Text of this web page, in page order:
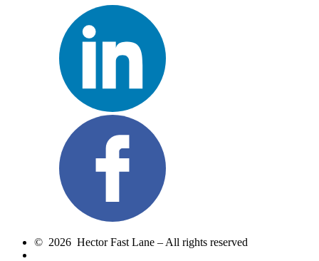
© 2026 Hector Fast Lane – All rights reserved